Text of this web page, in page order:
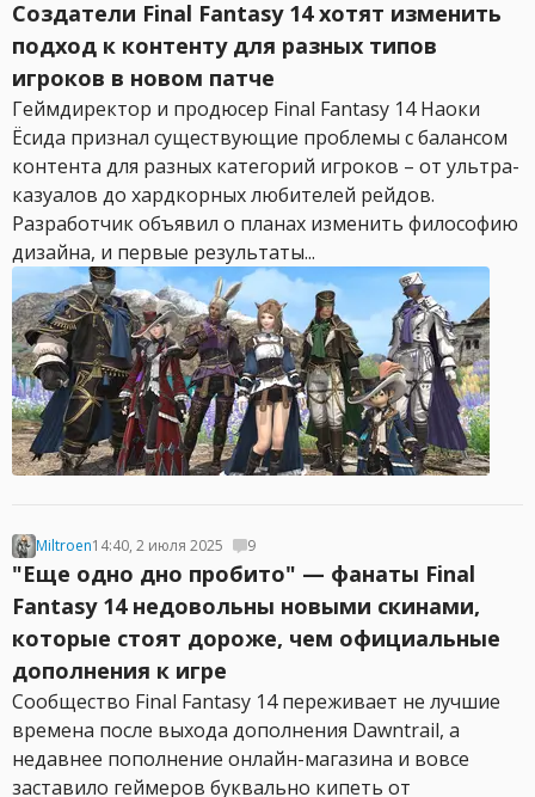
Создатели Final Fantasy 14 хотят изменить
подход к контенту для разных типов
игроков в новом патче
Геймдиректор и продюсер Final Fantasy 14 Наоки
Ёсида признал существующие проблемы с балансом
контента для разных категорий игроков – от ультра-
казуалов до хардкорных любителей рейдов.
Разработчик объявил о планах изменить философию
дизайна, и первые результаты...
Miltroen14:40, 2 июля 2025 9
"Еще одно дно пробито" — фанаты Final
Fantasy 14 недовольны новыми скинами,
которые стоят дороже, чем официальные
дополнения к игре
Сообщество Final Fantasy 14 переживает не лучшие
времена после выхода дополнения Dawntrail, а
недавнее пополнение онлайн-магазина и вовсе
заставило геймеров буквально кипеть от